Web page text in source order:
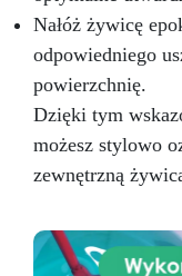
Żywicą
Nałóż żywicę
odpowiedniego
powierzchnię.
Dzięki tym
możesz stylowo
zewnętrzną